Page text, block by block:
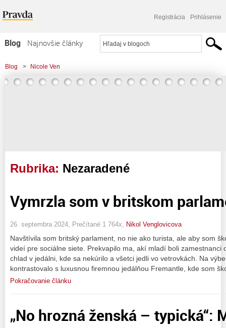
Registrácia Prihlásenie
Blog
Najnovšie články
Najčítanejšie články
Najkomentovanejšie články
Blog > Nicole Ven
Rubrika: Nezaradené
Vymrzla som v britskom
26. septembra 2024, Prečítané 1 764x, Nikol Venglovicova
Navštívila som britský parlament, no nie ako turista, ale aby som
videí pre sociálne siete. Prekvapilo ma, akí mladí boli zamestnanci
chlad v jedálni, kde sa nekúrilo a všetci jedli vo vetrovkách. Na
kontrastovalo s luxusnou firemnou jedálňou Fremantle, kde som
Pokračovanie článku
„No hrozná ženská – typická“: